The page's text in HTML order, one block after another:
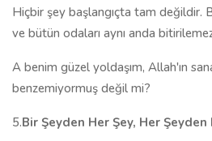
Hiçbir şey başlangıçta tam değildir.
ve bütün odaları aynı anda
A benim güzel yoldaşım, Allah'ın
benzemiyormuş değil mi?
5.Bir Şeyden Her Şey, Her Şeyden